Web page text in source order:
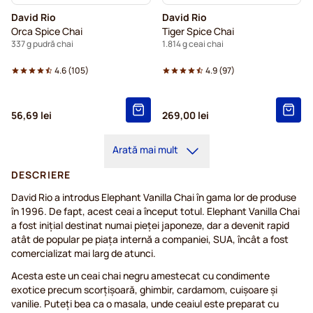
David Rio
Orca Spice Chai
337 g pudră chai
4.6(105)
56,69 lei
David Rio
Tiger Spice Chai
1.814 g ceai chai
4.9(97)
269,00 lei
Arată mai mult
DESCRIERE
David Rio a introdus Elephant Vanilla Chai în gama lor de produse
în 1996. De fapt, acest ceai a început totul. Elephant Vanilla Chai
a fost inițial destinat numai pieței japoneze, dar a devenit rapid
atât de popular pe piața internă a companiei, SUA, încât a fost
comercializat mai larg de atunci.
Acesta este un ceai chai negru amestecat cu condimente
exotice precum scorțișoară, ghimbir, cardamom, cuișoare și
vanilie. Puteți bea ca o masala, unde ceaiul este preparat cu